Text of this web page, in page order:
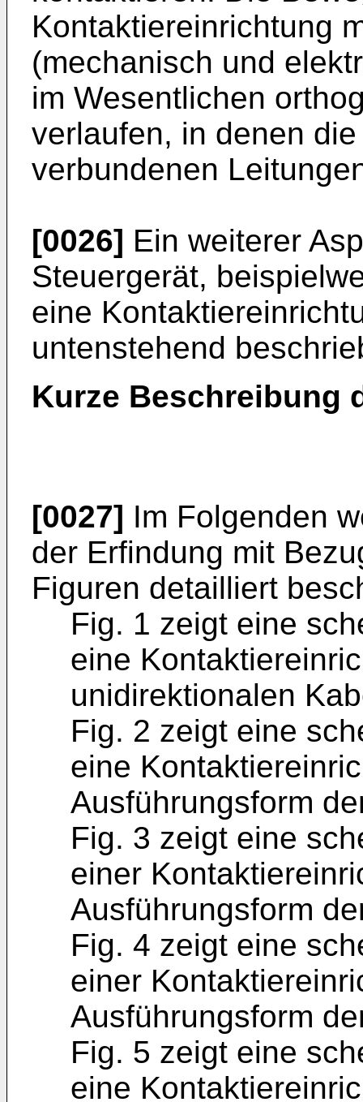
Kontaktiereinrichtung
(mechanisch und
im Wesentlichen
verlaufen, in denen
verbundenen
[0026] Ein weiterer
Steuergerät,
eine
untenstehend
Kurze Beschreibung
[0027] Im Folgenden
der Erfindung mit
Figuren detailliert
Fig. 1 zeigt eine
eine
unidirektionalen
Fig. 2 zeigt eine
eine
Ausführungsform
Fig. 3 zeigt eine
einer
Ausführungsform
Fig. 4 zeigt eine
einer
Ausführungsform
Fig. 5 zeigt eine
eine